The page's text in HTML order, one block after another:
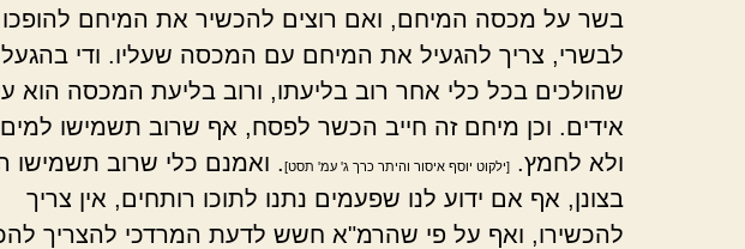
בשר על מכסה המיחם, ואם רוצים להכשיר את המיחם להופכו
לבשרי, צריך להגעיל את המיחם עם המכסה שעליו. ודי
שהולכים בכל כלי אחר רוב בליעתו, ורוב בליעת המכסה הוא
אידים. וכן מיחם זה חייב הכשר לפסח, אף שרוב תשמישו
ולא לחמץ. [ילקוט יוסף איסור והיתר כרך ג' עמ' תסט]. ואמנם כלי שרוב תשמישו
בצונן, אף אם ידוע לנו שפעמים נתנו לתוכו רותחים, אין צריך
להכשירו, ואף על פי שהרמ"א חשש לדעת המרדכי להצריך